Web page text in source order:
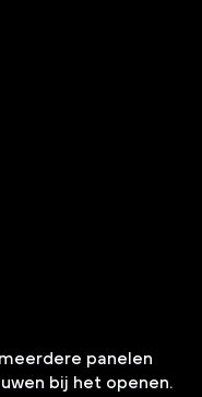
panelen
bij het openen.